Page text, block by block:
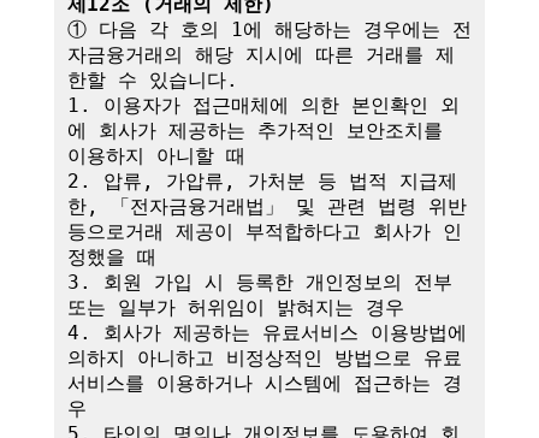
① 다음 각 호의 1에 해당하는 경우에는 전
자금융거래의 해당 지시에 따른 거래를 제
한할 수 있습니다.
1. 이용자가 접근매체에 의한 본인확인 외
에 회사가 제공하는 추가적인 보안조치를
이용하지 아니할 때
2. 압류, 가압류, 가처분 등 법적 지급제
한, 「전자금융거래법」 및 관련 법령 위반
등으로거래 제공이 부적합하다고 회사가 인
정했을 때
3. 회원 가입 시 등록한 개인정보의 전부
또는 일부가 허위임이 밝혀지는 경우
4. 회사가 제공하는 유료서비스 이용방법에
의하지 아니하고 비정상적인 방법으로 유료
서비스를 이용하거나 시스템에 접근하는 경
우